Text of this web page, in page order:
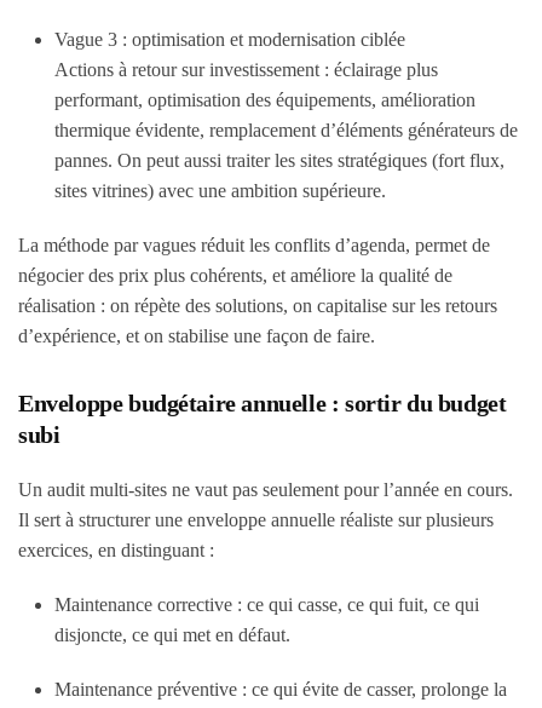
Vague 3 : optimisation et modernisation ciblée
Actions à retour sur investissement : éclairage plus
performant, optimisation des équipements, amélioration
thermique évidente, remplacement d’éléments générateurs de
pannes. On peut aussi traiter les sites stratégiques (fort flux,
sites vitrines) avec une ambition supérieure.
La méthode par vagues réduit les conflits d’agenda, permet de
négocier des prix plus cohérents, et améliore la qualité de
réalisation : on répète des solutions, on capitalise sur les retours
d’expérience, et on stabilise une façon de faire.
Enveloppe budgétaire annuelle : sortir du budget
subi
Un audit multi-sites ne vaut pas seulement pour l’année en cours.
Il sert à structurer une enveloppe annuelle réaliste sur plusieurs
exercices, en distinguant :
Maintenance corrective : ce qui casse, ce qui fuit, ce qui
disjoncte, ce qui met en défaut.
Maintenance préventive : ce qui évite de casser, prolonge la